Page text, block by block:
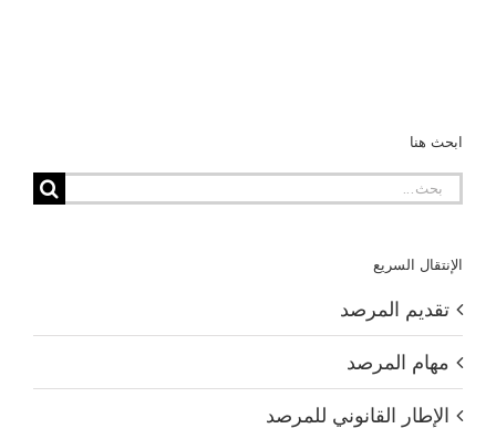
ابحث هنا
البحث
الإنتقال السريع
تقديم المرصد
مهام المرصد
الإطار القانوني للمرصد